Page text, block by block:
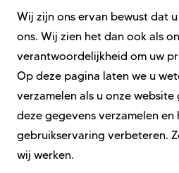
Wij zijn ons ervan bewust dat
ons. Wij zien het dan ook als
verantwoordelijkheid om uw
Op deze pagina laten we u
verzamelen als u onze
deze gegevens verzamelen en
gebruikservaring verbeteren.
wij werken.